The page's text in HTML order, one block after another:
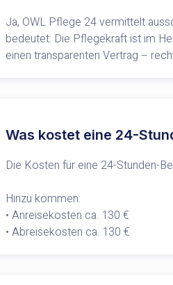
Ja, OWL Pflege 24 vermittelt
bedeutet: Die Pflegekraft ist im
einen transparenten Vertrag –
Was kostet eine 24-
Die Kosten für eine 24-Stunden-
Hinzu kommen:
• Anreisekosten ca. 130 €
• Abreisekosten ca. 130 €